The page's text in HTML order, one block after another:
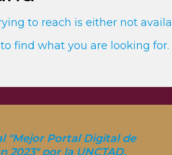
to reach is either not
find what you are looking for.
"Mejor Portal Digital de
2023" por la UNCTAD.